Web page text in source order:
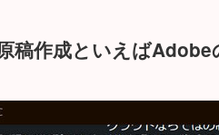
稿作成といえば